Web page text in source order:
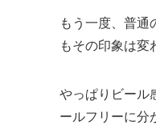
もう一度、普通
もその印象は変
やっぱりビール
ールフリーに分